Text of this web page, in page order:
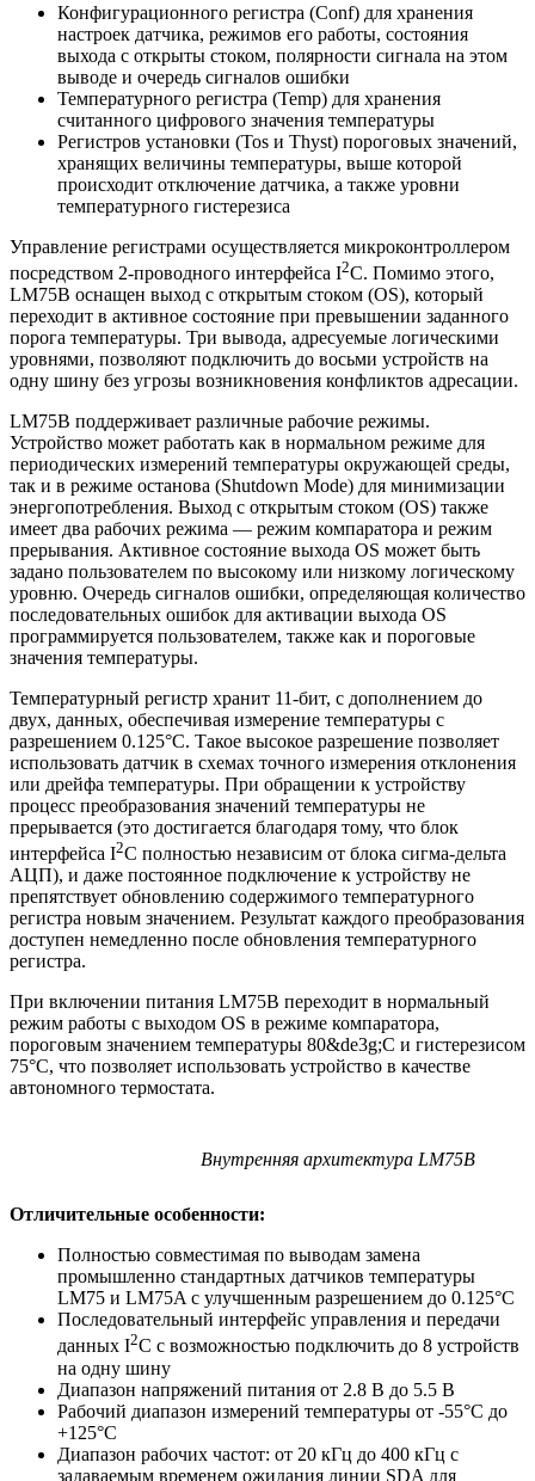
Конфигурационного регистра (Conf) для хранения
настроек датчика, режимов его работы, состояния
выхода с открыты стоком, полярности сигнала на этом
выводе и очередь сигналов ошибки
Температурного регистра (Temp) для хранения
считанного цифрового значения температуры
Регистров установки (Tos и Thyst) пороговых значений,
хранящих величины температуры, выше которой
происходит отключение датчика, а также уровни
температурного гистерезиса
Управление регистрами осуществляется микроконтроллером
посредством 2-проводного интерфейса I2C. Помимо этого,
LM75B оснащен выход с открытым стоком (OS), который
переходит в активное состояние при превышении заданного
порога температуры. Три вывода, адресуемые логическими
уровнями, позволяют подключить до восьми устройств на
одну шину без угрозы возникновения конфликтов адресации.
LM75B поддерживает различные рабочие режимы.
Устройство может работать как в нормальном режиме для
периодических измерений температуры окружающей среды,
так и в режиме останова (Shutdown Mode) для минимизации
энергопотребления. Выход с открытым стоком (OS) также
имеет два рабочих режима — режим компаратора и режим
прерывания. Активное состояние выхода OS может быть
задано пользователем по высокому или низкому логическому
уровню. Очередь сигналов ошибки, определяющая количество
последовательных ошибок для активации выхода OS
программируется пользователем, также как и пороговые
значения температуры.
Температурный регистр хранит 11-бит, с дополнением до
двух, данных, обеспечивая измерение температуры с
разрешением 0.125°C. Такое высокое разрешение позволяет
использовать датчик в схемах точного измерения отклонения
или дрейфа температуры. При обращении к устройству
процесс преобразования значений температуры не
прерывается (это достигается благодаря тому, что блок
интерфейса I2C полностью независим от блока сигма-дельта
АЦП), и даже постоянное подключение к устройству не
препятствует обновлению содержимого температурного
регистра новым значением. Результат каждого преобразования
доступен немедленно после обновления температурного
регистра.
При включении питания LM75B переходит в нормальный
режим работы с выходом OS в режиме компаратора,
пороговым значением температуры 80&de3g;C и гистерезисом
75°C, что позволяет использовать устройство в качестве
автономного термостата.
Внутренняя архитектура LM75B
Отличительные особенности:
Полностью совместимая по выводам замена
промышленно стандартных датчиков температуры
LM75 и LM75A с улучшенным разрешением до 0.125°C
Последовательный интерфейс управления и передачи
данных I2C с возможностью подключить до 8 устройств
на одну шину
Диапазон напряжений питания от 2.8 В до 5.5 В
Рабочий диапазон измерений температуры от -55°C до
+125°C
Диапазон рабочих частот: от 20 кГц до 400 кГц с
задаваемым временем ожидания линии SDA для